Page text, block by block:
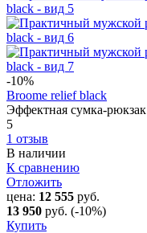
-10%
Broome relief black
Эффектная сумка-рюкзак
5
1 отзыв
В наличии
К сравнению
Отложить
цена: 12 555 руб.
13 950 руб. (-10%)
Купить